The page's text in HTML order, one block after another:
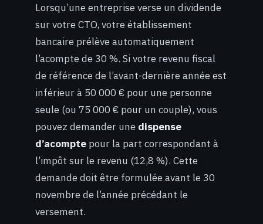
Lorsqu’une entreprise verse un dividende
sur votre CTO, votre établissement
bancaire prélève automatiquement
l’acompte de 30 %. Si votre revenu fiscal
de référence de l’avant-dernière année est
inférieur à 50 000 € pour une personne
seule (ou 75 000 € pour un couple), vous
pouvez demander une dispense
d’acompte pour la part correspondant à
l’impôt sur le revenu (12,8 %). Cette
demande doit être formulée avant le 30
novembre de l’année précédant le
versement.